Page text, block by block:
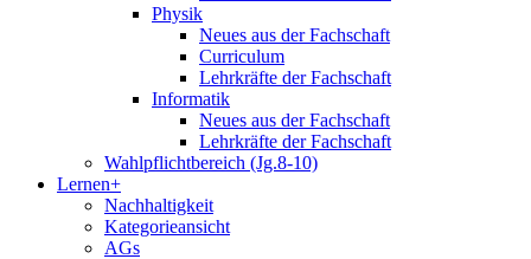
Physik
Neues aus der Fachschaft
Curriculum
Lehrkräfte der Fachschaft
Informatik
Neues aus der Fachschaft
Lehrkräfte der Fachschaft
Wahlpflichtbereich (Jg.8-10)
Lernen+
Nachhaltigkeit
Kategorieansicht
AGs